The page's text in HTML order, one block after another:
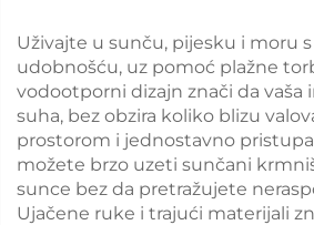
Uživajte u sunču, pijesku i moru
udobnošću, uz pomoć plažne
vodootporni dizajn znači da vaša
suha, bez obzira koliko blizu
prostorom i jednostavno
možete brzo uzeti sunčani
sunce bez da pretražujete
Ujačene ruke i trajući materijali